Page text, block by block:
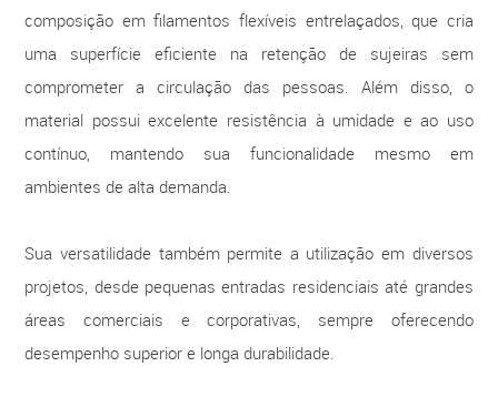
composição em filamentos flexíveis entrelaçados, que cria
uma superfície eficiente na retenção de sujeiras sem
comprometer a circulação das pessoas. Além disso, o
material possui excelente resistência à umidade e ao uso
contínuo, mantendo sua funcionalidade mesmo em
ambientes de alta demanda.
Sua versatilidade também permite a utilização em diversos
projetos, desde pequenas entradas residenciais até grandes
áreas comerciais e corporativas, sempre oferecendo
desempenho superior e longa durabilidade.